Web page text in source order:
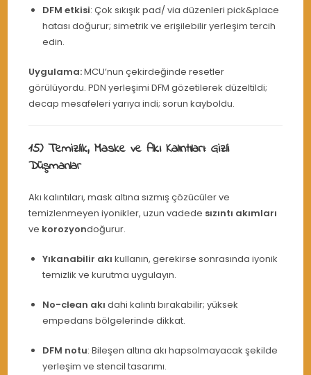
DFM etkisi: Çok sıkışık pad/ via düzenleri pick&place
hatası doğurur; simetrik ve erişilebilir yerleşim tercih
edin.
Uygulama:MCU’nun çekirdeğinde resetler
görülüyordu. PDN yerleşimi DFM gözetilerek düzeltildi;
decap mesafeleri yarıya indi; sorun kayboldu.
15) Temizlik, Maske ve Akı Kalıntıları: Gizli
Düşmanlar
Akı kalıntıları, mask altına sızmış çözücüler ve
temizlenmeyen iyonikler, uzun vadede sızıntı akımları
ve korozyondoğurur.
Yıkanabilir akı kullanın, gerekirse sonrasında iyonik
temizlik ve kurutma uygulayın.
No-clean akı dahi kalıntı bırakabilir; yüksek
empedans bölgelerinde dikkat.
DFM notu: Bileşen altına akı hapsolmayacak şekilde
yerleşim ve stencil tasarımı.